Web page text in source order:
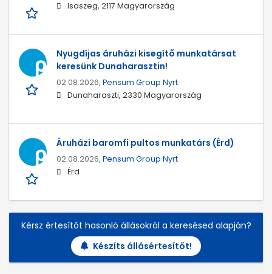
Isaszeg, 2117 Magyarország
Nyugdíjas áruházi kisegítő munkatársat
keresünk Dunaharasztin!
02.08.2026, Pensum Group Nyrt
Dunaharaszti, 2330 Magyarország
Áruházi baromfi pultos munkatárs (Érd)
02.08.2026, Pensum Group Nyrt
Érd
Kérsz értesítőt hasonló állásokról a keresésed alapján?
Készíts állásértesítőt!